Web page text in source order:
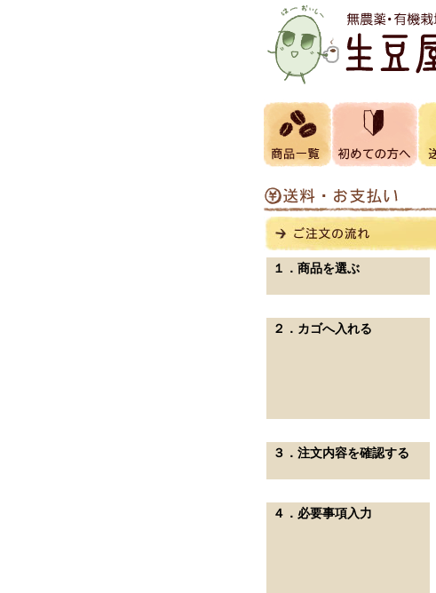
１．商品を選ぶ
２．カゴへ入れる
３．注文内容を確認する
４．必要事項入力